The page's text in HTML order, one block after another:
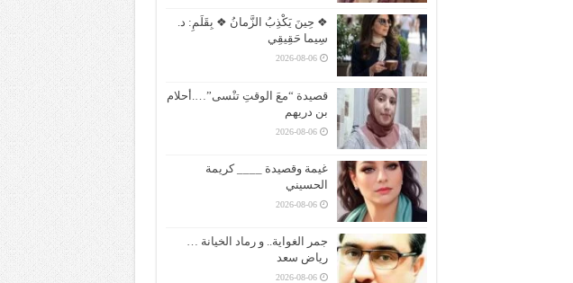
❖ حِينَ يَكْذِبُ الزَّمانُ ❖ بِقَلَمِ: د.
سِيما حَقِيقِي
2026-08-06
قصيدة “معَ الوقتِ تنْسى”….أحلام
بن دريهم
2026-08-06
غيمة وقصيدة ____ كريمة
الحسيني
2026-08-06
جمر الغواية.. و رماد الخيانة …
رياض سعد
2026-08-06